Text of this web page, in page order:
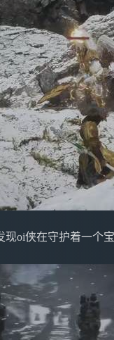
oi侠在守护着一个